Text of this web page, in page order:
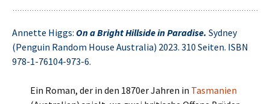
Annette Higgs: On a Bright Hillside in Paradise. Sydney
(Penguin Random House Australia) 2023. 310 Seiten. ISBN
978-1-76104-973-6.
Ein Roman, der in den 1870er Jahren in Tasmanien